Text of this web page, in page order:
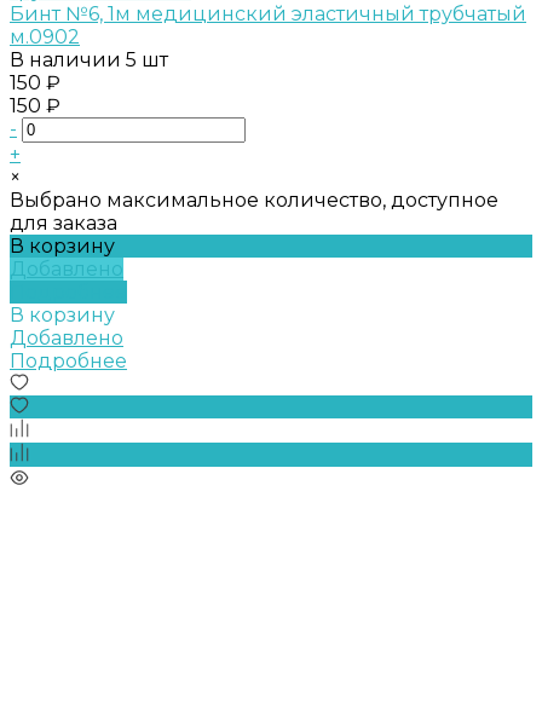
Бинт №6, 1м медицинский эластичный трубчатый
м.0902
В наличии 5 шт
150 ₽
150 ₽
-
+
×
Выбрано максимальное количество, доступное
для заказа
В корзину
Добавлено
В корзину
Добавлено
Подробнее